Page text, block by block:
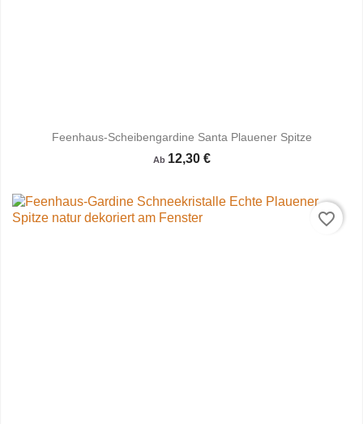
Feenhaus-Scheibengardine Santa Plauener Spitze
Ab 12,30 €
favorite_border